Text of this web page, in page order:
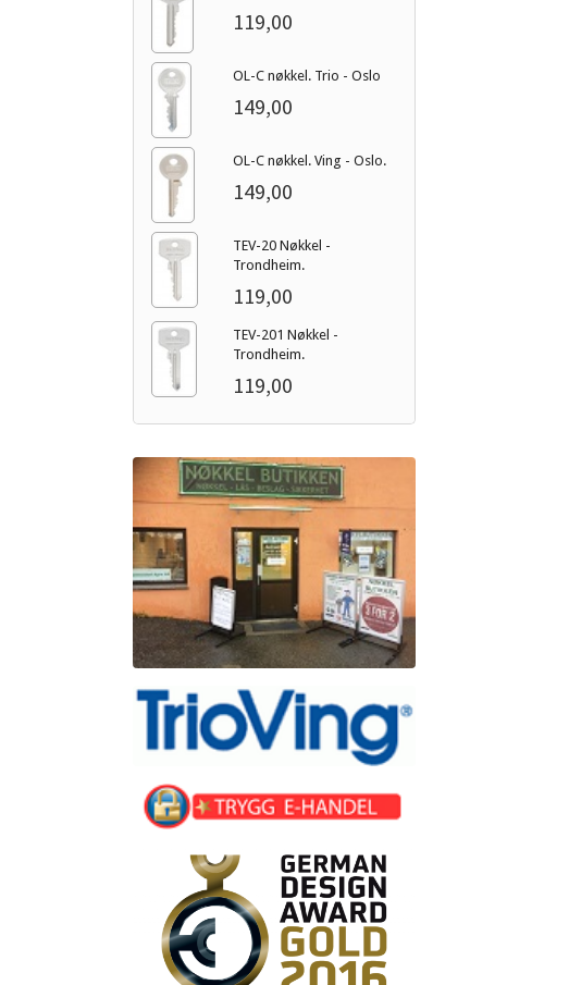
119,00
OL-C nøkkel. Trio - Oslo
149,00
OL-C nøkkel. Ving - Oslo.
149,00
TEV-20 Nøkkel -
Trondheim.
119,00
TEV-201 Nøkkel -
Trondheim.
119,00